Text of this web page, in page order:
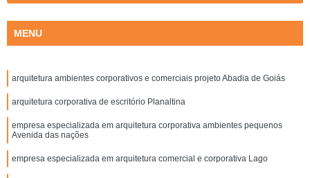
MENU
arquitetura ambientes corporativos e comerciais projeto Abadia de Goiás
arquitetura corporativa de escritório Planaltina
empresa especializada em arquitetura corporativa ambientes pequenos
Avenida das nações
empresa especializada em arquitetura comercial e corporativa Lago